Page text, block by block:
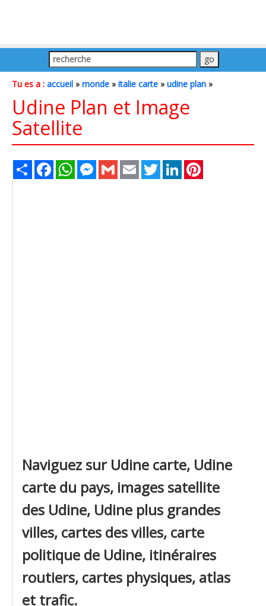
Tu es a : accueil » monde » italie carte » udine plan »
Udine Plan et Image
Satellite
Share FacebookWhatsAppMessenger
Gmail Email TwitterLinkedIn
Naviguez sur Udine carte, Udine
carte du pays, images satellite
des Udine, Udine plus grandes
villes, cartes des villes, carte
politique de Udine, itinéraires
routiers, cartes physiques, atlas
et trafic.